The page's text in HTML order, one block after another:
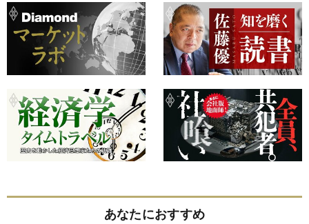
あなたにおすすめ